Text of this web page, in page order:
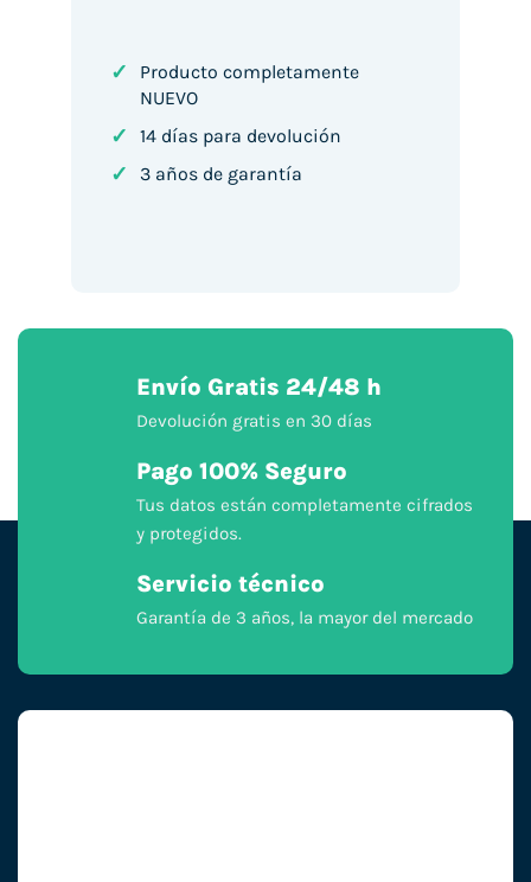
✓
Producto completamente
NUEVO
✓ 14 días para devolución
✓ 3 años de garantía
Envío Gratis 24/48 h
Devolución gratis en 30 días
Pago 100% Seguro
Tus datos están completamente cifrados
y protegidos.
Servicio técnico
Garantía de 3 años, la mayor del mercado